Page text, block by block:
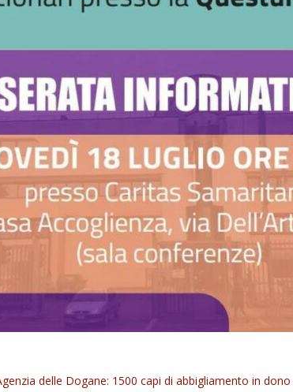
delle Dogane: 1500 capi di abbigliamento in